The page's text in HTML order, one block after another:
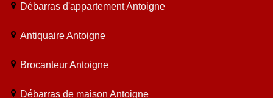
Débarras d'appartement Antoigne
Antiquaire Antoigne
Brocanteur Antoigne
Débarras de maison Antoigne